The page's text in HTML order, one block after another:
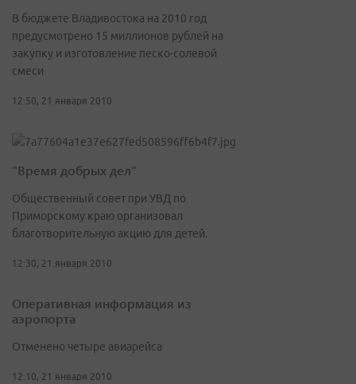
В бюджете Владивостока на 2010 год
предусмотрено 15 миллионов рублей на
закупку и изготовление песко-солевой
смеси
12:50, 21 января 2010
"Время добрых дел"
Общественный совет при УВД по
Приморскому краю организовал
благотворительную акцию для детей.
12:30, 21 января 2010
Оперативная информация из
аэропорта
Отменено четыре авиарейса
12:10, 21 января 2010